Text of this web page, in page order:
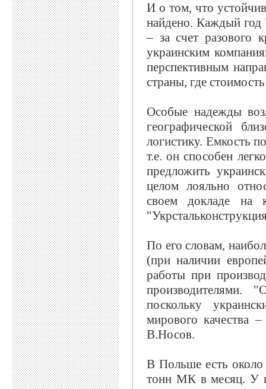
И о том, что
найдено. Каждый год
– за счет разового
украинским
перспективным
страны, где
Особые надежды
географической
логистику. Емкость
т.е. он способен
предложить
целом лояльно
своем докладе на
По его словам,
(при наличии
работы при
производителями.
поскольку
мирового качества
В.Носов.
В Польше есть
тонн МК в месяц. У